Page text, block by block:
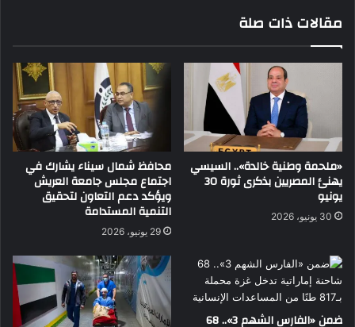
مقالات ذات صلة
«ملحمة وطنية خالدة».. السيسي
يهنئ المصريين بذكرى ثورة 30
يونيو
30 يونيو، 2026
محافظ شمال سيناء يشارك في
اجتماع مجلس جامعة العريش
ويؤكد دعم التعاون لتحقيق
التنمية المستدامة
29 يونيو، 2026
ضمن «الفارس الشهم 3».. 68